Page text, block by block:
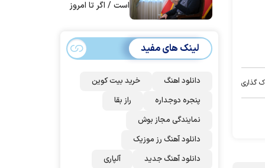
گذاری
است / اگر تا امروز
مردم ایران است
لینک های مفید
دانلود اهنگ
خرید بیت کوین
پنجره دوجداره
راز بقا
نمایندگی مجاز بوش
دانلود آهنگ رز‌ موزیک
دانلود آهنگ جدید
آلپاری